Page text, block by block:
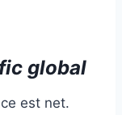
global
est net.